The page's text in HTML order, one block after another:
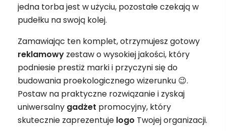
jedna torba jest w użyciu, pozostałe czekają w
pudełku na swoją kolej.
Zamawiając ten komplet, otrzymujesz gotowy
reklamowy zestaw o wysokiej jakości, który
podniesie prestiż marki i przyczyni się do
budowania proekologicznego wizerunku 😉.
Postaw na praktyczne rozwiązanie i zyskaj
uniwersalny gadżet promocyjny, który
skutecznie zaprezentuje logo Twojej organizacji.